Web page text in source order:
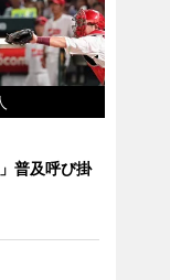
普及呼び掛